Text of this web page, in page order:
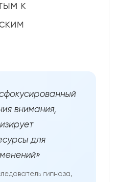
к
внимания,
для
гипноза,